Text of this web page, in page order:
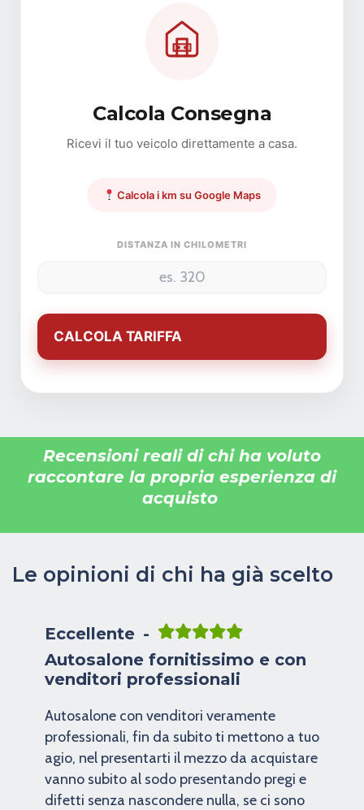
Calcola Consegna
Ricevi il tuo veicolo direttamente a casa.
Calcola i km su Google Maps
DISTANZA IN CHILOMETRI
CALCOLA TARIFFA
Recensioni reali di chi ha voluto
raccontare la propria esperienza di
acquisto
Le opinioni di chi ha già scelto
Autosalone fornitissimo e con
venditori professionali
Autosalone con venditori veramente
professionali, fin da subito ti mettono a tuo
agio, nel presentarti il mezzo da acquistare
vanno subito al sodo presentando pregi e
difetti senza nascondere nulla, se ci sono
Eccellente